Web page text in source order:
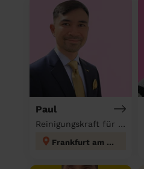
Paul
Reinigungskraft für deinen Haushalt
Frankfurt am Main